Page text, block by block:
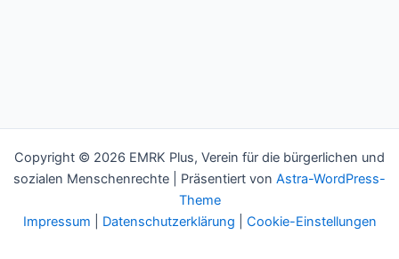
Copyright © 2026 EMRK Plus, Verein für die bürgerlichen und
sozialen Menschenrechte | Präsentiert von Astra-WordPress-
Theme
Impressum
Datenschutzerklärung Cookie-Einstellungen